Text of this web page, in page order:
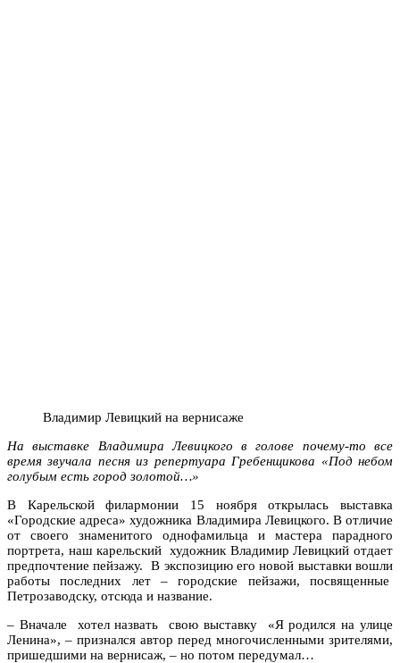
Владимир Левицкий на вернисаже
На выставке Владимира Левицкого в голове почему-то все
время звучала песня из репертуара Гребенщикова «Под небом
голубым есть город золотой…»
В Карельской филармонии 15 ноября открылась выставка
«Городские адреса» художника Владимира Левицкого. В отличие
от своего знаменитого однофамильца и мастера парадного
портрета, наш карельский художник Владимир Левицкий отдает
предпочтение пейзажу. В экспозицию его новой выставки вошли
работы последних лет – городские пейзажи, посвященные
Петрозаводску, отсюда и название.
– Вначале хотел назвать свою выставку «Я родился на улице
Ленина», – признался автор перед многочисленными зрителями,
пришедшими на вернисаж, – но потом передумал…